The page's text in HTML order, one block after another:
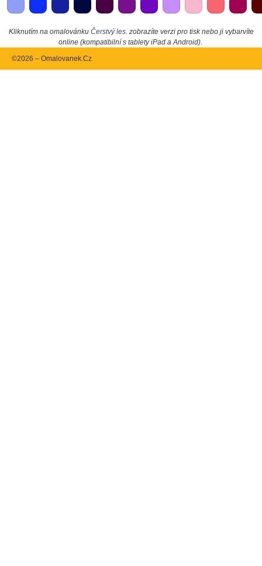
Kliknutím na omalovánku Čerstvý les. zobrazíte verzi pro tisk nebo ji vybarvíte
online (kompatibilní s tablety iPad a Android).
©2026 – Omalovanek.Cz